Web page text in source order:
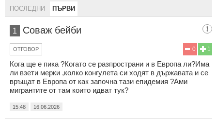
ПОСЛЕДНИ ПЪРВИ
1 Соваж бейби
1
0
ОТГОВОР
Кога ще е пика ?Когато се разпространи и в Европа ли?Има
ли взети мерки ,колко конгулета си ходят в държавата и се
връщат в Европа от как започна тази епидемия ?Ами
мигрантите от там които идват тук?
15:48 16.06.2026